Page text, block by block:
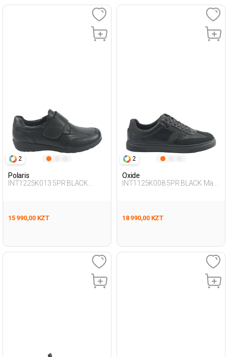
2
Polaris
INT1225K013 5PR BLACK
15 990,00 KZT
2
Oxide
INT1125K008 5PR BLACK Man
18 990,00 KZT